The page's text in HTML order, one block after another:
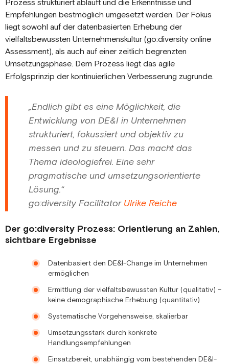
Prozess strukturiert abläuft und die Erkenntnisse und
Empfehlungen bestmöglich umgesetzt werden. Der Fokus
liegt sowohl auf der datenbasierten Erhebung der
vielfaltsbewussten Unternehmenskultur (go:diversity online
Assessment), als auch auf einer zeitlich begrenzten
Umsetzungsphase. Dem Prozess liegt das agile
Erfolgsprinzip der kontinuierlichen Verbesserung zugrunde.
„Endlich gibt es eine Möglichkeit, die
Entwicklung von DE&I in Unternehmen
strukturiert, fokussiert und objektiv zu
messen und zu steuern. Das macht das
Thema ideologiefrei. Eine sehr
pragmatische und umsetzungsorientierte
Lösung.“
go:diversity Facilitator Ulrike Reiche
Der go:diversity Prozess: Orientierung an Zahlen,
sichtbare Ergebnisse
Datenbasiert den DE&I-Change im Unternehmen
ermöglichen
Ermittlung der vielfaltsbewussten Kultur (qualitativ) –
keine demographische Erhebung (quantitativ)
Systematische Vorgehensweise, skalierbar
Umsetzungsstark durch konkrete
Handlungsempfehlungen
Einsatzbereit, unabhängig vom bestehenden DE&I-